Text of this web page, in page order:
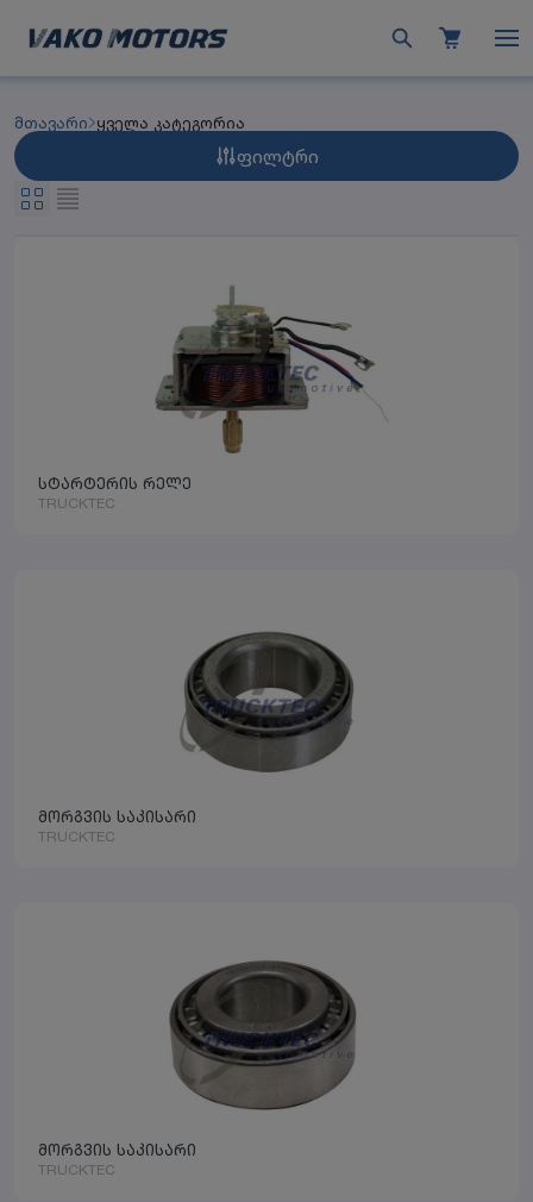
მთავარი ყველა კატეგორია
ფილტრი
სტარტერის რელე
TRUCKTEC
მორგვის საკისარი
TRUCKTEC
მორგვის საკისარი
TRUCKTEC